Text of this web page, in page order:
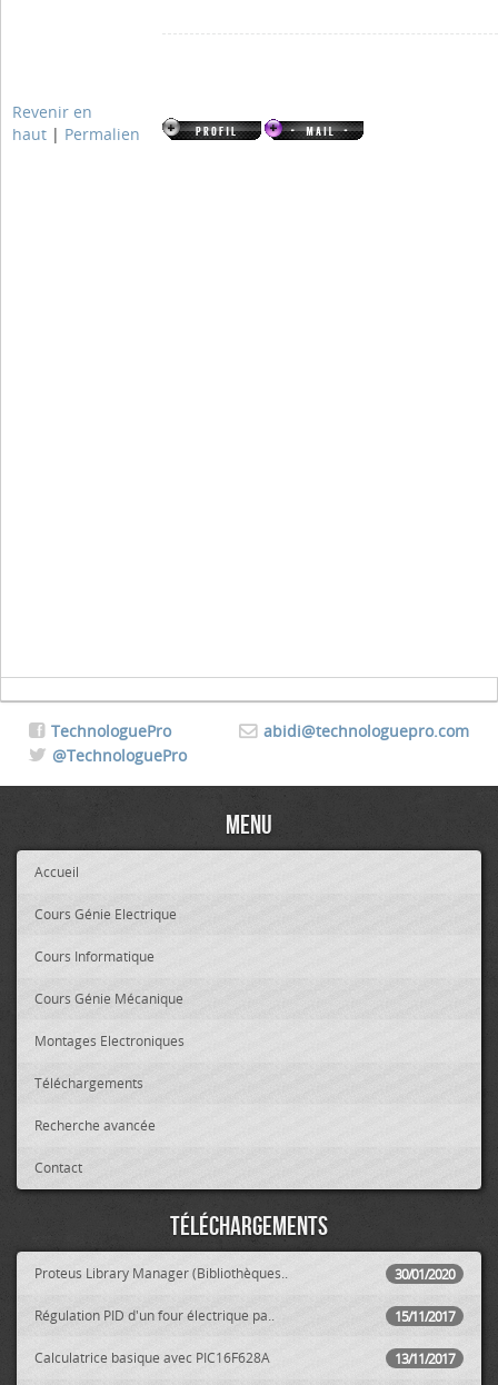
Revenir en
haut | Permalien
abidi@technologuepro.com
TechnologuePro
@TechnologuePro
Menu
Accueil
Cours Génie Electrique
Cours Informatique
Cours Génie Mécanique
Montages Electroniques
Téléchargements
Recherche avancée
Contact
Téléchargements
30/01/2020
Proteus Library Manager (Bibliothèques..
15/11/2017
Régulation PID d'un four électrique pa..
13/11/2017
Calculatrice basique avec PIC16F628A